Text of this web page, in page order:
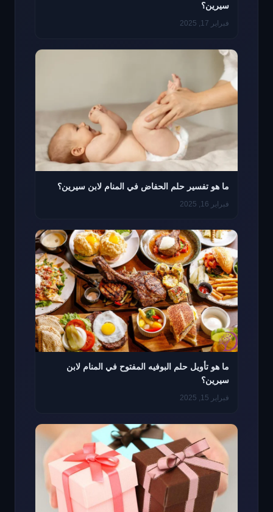
سيرين؟
فبراير 17, 2025
ما هو تفسير حلم الحفاض في المنام لابن سيرين؟
فبراير 16, 2025
ما هو تأويل حلم البوفيه المفتوح في المنام لابن
سيرين؟
فبراير 15, 2025